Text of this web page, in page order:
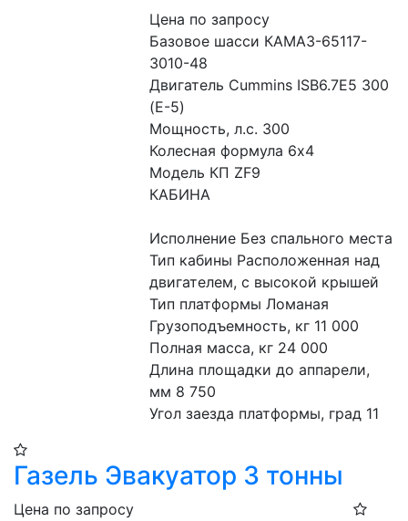
Цена по запросу
Базовое шасси КАМАЗ-65117-
3010-48
Двигатель Cummins ISB6.7E5 300
(Е-5)
Мощность, л.с. 300
Колесная формула 6х4
Модель КП ZF9
КАБИНА
Исполнение Без спального места
Тип кабины Расположенная над
двигателем, с высокой крышей
Тип платформы Ломаная
Грузоподъемность, кг 11 000
Полная масса, кг 24 000
Длина площадки до аппарели,
мм 8 750
Угол заезда платформы, град 11
Газель Эвакуатор 3 тонны
Цена по запросу